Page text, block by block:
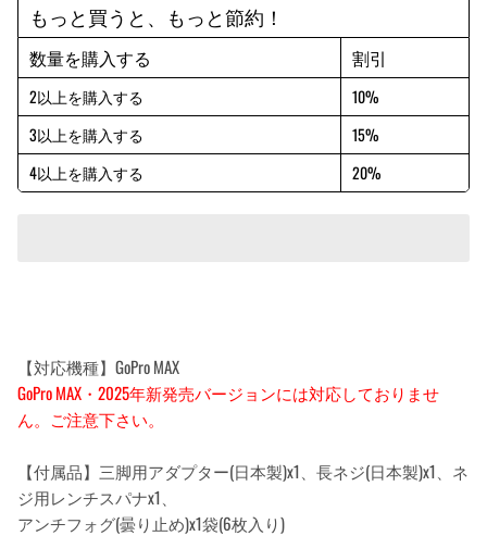
もっと買うと、もっと節約！
数量を購入する 割引
2以上を購入する
10%
3以上を購入する
15%
4以上を購入する
20%
【対応機種】GoPro MAX
GoPro MAX・2025年新発売バージョンには対応しておりませ
ん。ご注意下さい。
【付属品】三脚用アダプター(日本製)x1、長ネジ(日本製)x1、ネ
ジ用レンチスパナx1、
アンチフォグ(曇り止め)x1袋(6枚入り)